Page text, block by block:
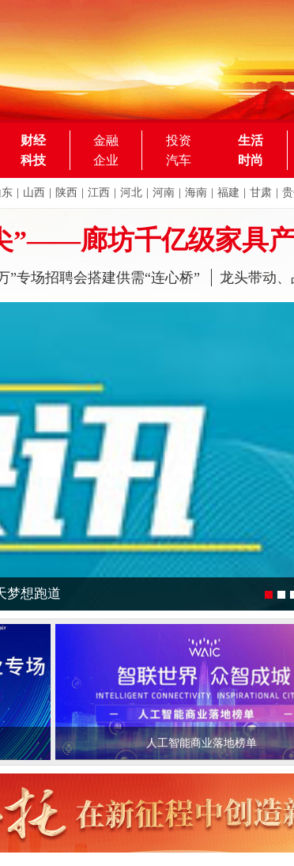
财经 金融 投资 生活
科技 企业 汽车 时尚
东 山西 陕西 江西 河北 河南 海南 福建 甘肃 贵
”——廊坊千亿级家具
专场招聘会搭建供需“连心桥” 龙头带动
园尽显北方水乡古韵
人工智能商业落地榜单